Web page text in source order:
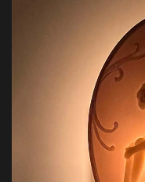
на вращение на 360°,
любые розетки.
природной смолы, его
ночь. Идеально
подарков, предлагая